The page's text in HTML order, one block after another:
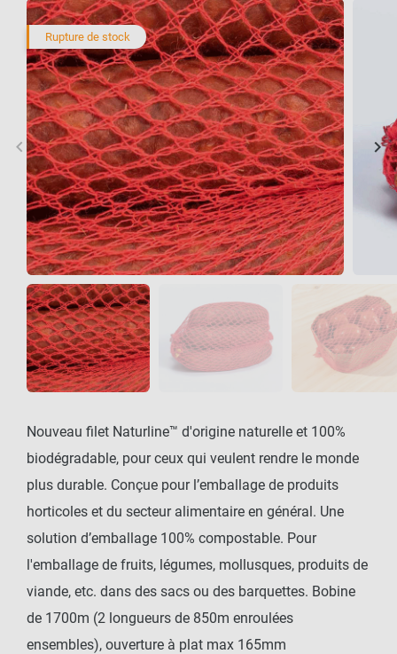
Rupture de stock
Précédent
keyboard_arrow_left keyboard_arrow_right
Nouveau filet Naturline™ d'origine naturelle et 100%
biodégradable, pour ceux qui veulent rendre le monde
plus durable. Conçue pour l’emballage de produits
horticoles et du secteur alimentaire en général. Une
solution d’emballage 100% compostable. Pour
l'emballage de fruits, légumes, mollusques, produits de
viande, etc. dans des sacs ou des barquettes. Bobine
de 1700m (2 longueurs de 850m enroulées
ensembles), ouverture à plat max 165mm